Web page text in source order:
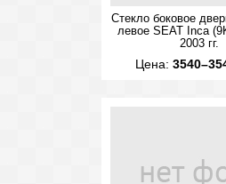
Стекло боковое
левое SEAT Inca
2003 гг.
Цена: